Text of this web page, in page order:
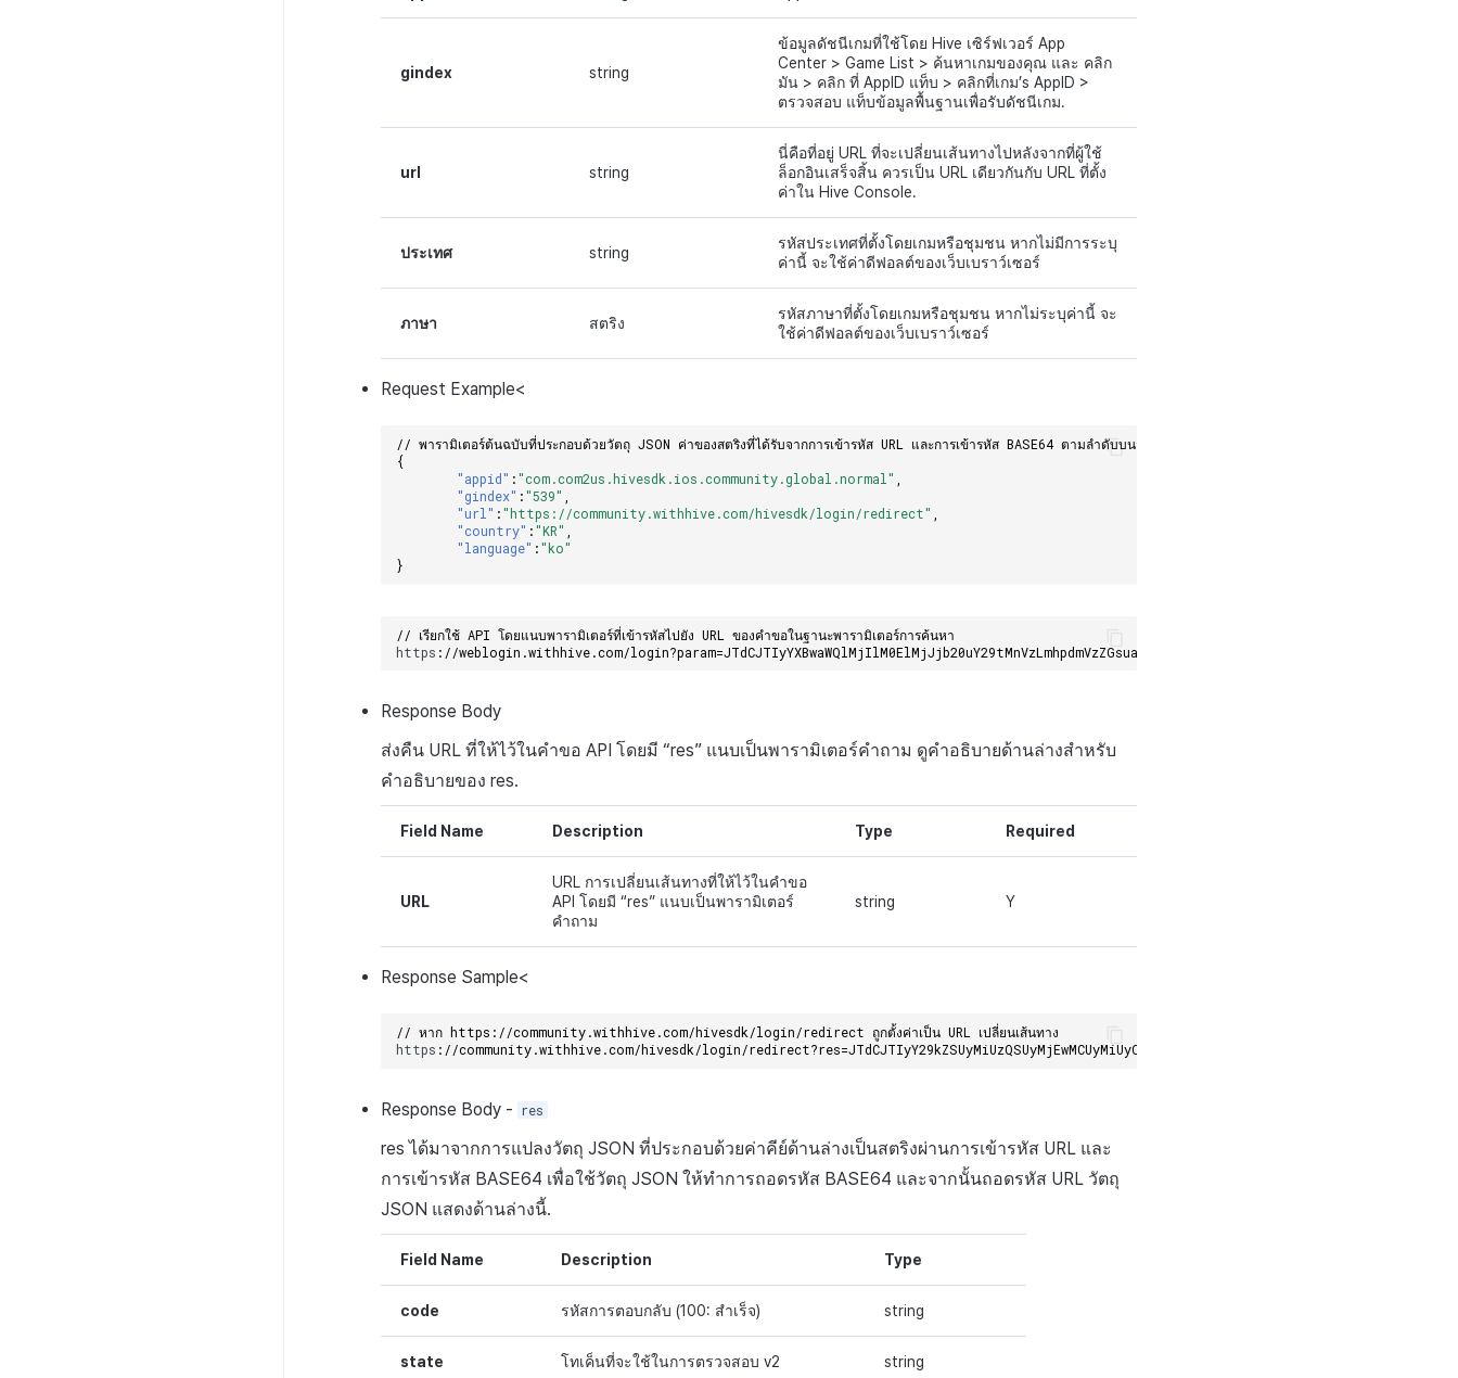
gindex string
ข้อมูลดัชนีเกมที่ใช้โดย Hive เซิร์ฟเวอร์ App
Center> Game List > ค้นหาเกมของคุณ และ คลิก
มัน> คลิก ที่ AppID แท็บ > คลิกที่เกม’s AppID >
ตรวจสอบ แท็บข้อมูลพื้นฐานเพื่อรับดัชนีเกม.
url string
นี่คือที่อยู่ URL ที่จะเปลี่ยนเส้นทางไปหลังจากที่ผู้ใช้
ล็อกอินเสร็จสิ้น ควรเป็น URL เดียวกันกับ URL ที่ตั้ง
ค่าใน Hive Console.
ประเทศ string
รหัสประเทศที่ตั้งโดยเกมหรือชุมชน หากไม่มีการระบุ
ค่านี้ จะใช้ค่าดีฟอลต์ของเว็บเบราว์เซอร์
ภาษา สตริง
รหัสภาษาที่ตั้งโดยเกมหรือชุมชน หากไม่ระบุค่านี้ จะ
ใช้ค่าดีฟอลต์ของเว็บเบราว์เซอร์
Request Example<
// พารามิเตอร์ต้นฉบับที่ประกอบด้วยวัตถุ JSON ค่าของสตริงที่ได้รับจากการเข้ารหัส URL และการเข้ารหัส BASE64 ตามลำดับบนวัตถุ JSON นี้จะถูกใช้เป็นพารามิเตอร์การค้นหาเมื่อเรีย
{
"appid" :"com.com2us.hivesdk.ios.community.global.normal" ,
"gindex" :"539" ,
"url" :"https://community.withhive.com/hivesdk/login/redirect" ,
"country" :"KR" ,
"language" :"ko"
}
// เรียกใช้ API โดยแนบพารามิเตอร์ที่เข้ารหัสไปยัง URL ของคำขอในฐานะพารามิเตอร์การค้นหา
https : //weblogin.withhive.com/
Response Body
ส่งคืน URLที่ให้ไว้ในคำขอ API โดยมี “res” แนบเป็นพารามิเตอร์คำถาม ดูคำอธิบายด้านล่างสำหรับ
คำอธิบายของ res.
Field Name Description Type Required
URL
URL การเปลี่ยนเส้นทางที่ให้ไว้ในคำขอ
API โดยมี “res” แนบเป็นพารามิเตอร์
คำถาม
string Y
Response Sample<
// หาก https://community.withhive.com/hivesdk/login/redirect ถูกตั้งค่าเป็น URL เปลี่ยนเส้นทาง
https : //community.withhive.com/hivesdk/login/
Response Body- res
res ได้มาจากการแปลงวัตถุ JSON ที่ประกอบด้วยค่าคีย์ด้านล่างเป็นสตริงผ่านการเข้ารหัส URL และ
การเข้ารหัส BASE64 เพื่อใช้วัตถุ JSON ให้ทำการถอดรหัส BASE64 และจากนั้นถอดรหัส URL วัตถุ
JSON แสดงด้านล่างนี้.
Field Name Description Type
code รหัสการตอบกลับ (100: สำเร็จ) string
state โทเค็นที่จะใช้ในการตรวจสอบ v2 string